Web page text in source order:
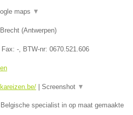
maps ▼
Brecht (Antwerpen)
, Fax: - , BTW-nr: 0670.521.606
Screenshot ▼
specialist in op maat gemaakte